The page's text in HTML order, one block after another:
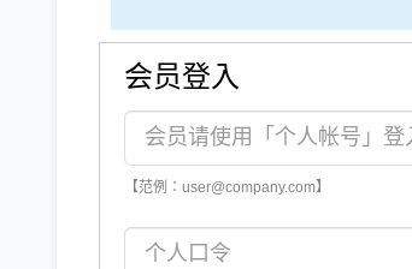
会员登入
【范例：user@company.com】